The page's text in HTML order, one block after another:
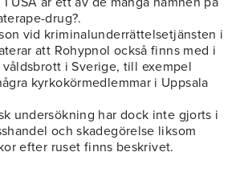
drug?.
vid kriminalunderrättelsetjänsten i
att Rohypnol också finns med i
i Sverige, till exempel
kyrkokörmedlemmar i Uppsala
undersökning har dock inte gjorts i
och skadegörelse liksom
efter ruset finns beskrivet.